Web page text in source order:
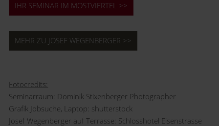
IHR SEMINAR IM MOSTVIERTEL >>
MEHR ZU JOSEF WEGENBERGER >>
Fotocredits:
Seminarraum: Dominik Stixenberger Photographer
Grafik Jobsuche, Laptop: shutterstock
Josef Wegenberger auf Terrasse: Schlosshotel Eisenstrasse